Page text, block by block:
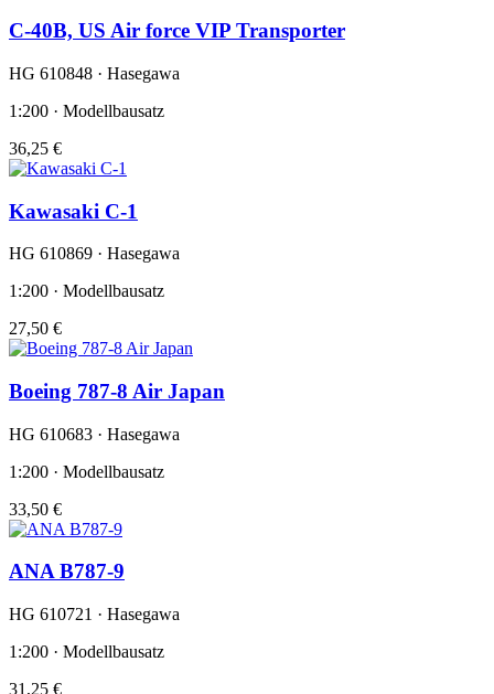
C-40B, US Air force VIP Transporter
HG 610848 · Hasegawa
1:200 · Modellbausatz
36,25 €
Kawasaki C-1
HG 610869 · Hasegawa
1:200 · Modellbausatz
27,50 €
Boeing 787-8 Air Japan
HG 610683 · Hasegawa
1:200 · Modellbausatz
33,50 €
ANA B787-9
HG 610721 · Hasegawa
1:200 · Modellbausatz
31,25 €